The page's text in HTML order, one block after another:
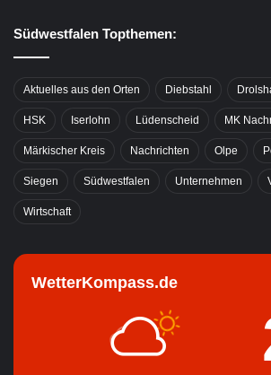
Südwestfalen Topthemen:
Aktuelles aus den Orten Diebstahl
HSK Iserlohn Lüdenscheid MK
Märkischer Kreis Nachrichten Olpe
Siegen Südwestfalen Unternehmen
Wirtschaft
WetterKompass.de